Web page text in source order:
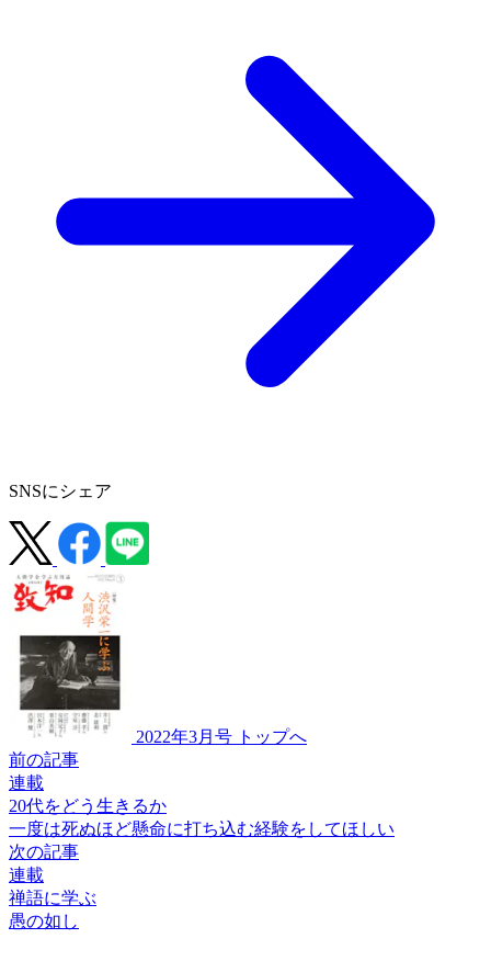
SNSにシェア
2022年3月号 トップへ
前の記事
連載
20代をどう生きるか
一度は死ぬほど懸命に打ち込む経験をしてほしい
次の記事
連載
禅語に学ぶ
愚の如し